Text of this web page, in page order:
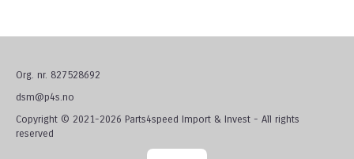
Org. nr. 827528692
dsm@p4s.no
Copyright © 2021-2026 Parts4speed Import & Invest - All rights
reserved